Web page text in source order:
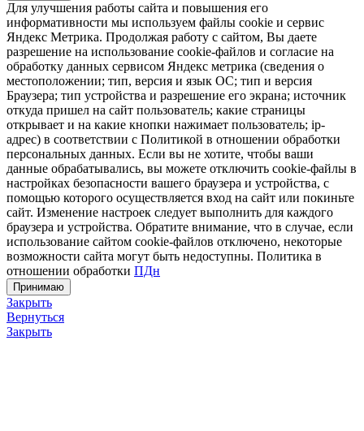
Для улучшения работы сайта и повышения его
информативности мы используем файлы cookie и сервис
Яндекс Метрика. Продолжая работу с сайтом, Вы даете
разрешение на использование cookie-файлов и согласие на
обработку данных сервисом Яндекс метрика (сведения о
местоположении; тип, версия и язык ОС; тип и версия
Браузера; тип устройства и разрешение его экрана; источник
откуда пришел на сайт пользователь; какие страницы
открывает и на какие кнопки нажимает пользователь; ip-
адрес) в соответствии с Политикой в отношении обработки
персональных данных. Если вы не хотите, чтобы ваши
данные обрабатывались, вы можете отключить cookie-файлы в
настройках безопасности вашего браузера и устройства, с
помощью которого осуществляется вход на сайт или покиньте
сайт. Изменение настроек следует выполнить для каждого
браузера и устройства. Обратите внимание, что в случае, если
использование сайтом cookie-файлов отключено, некоторые
возможности сайта могут быть недоступны. Политика в
отношении обработки ПДн
Принимаю
Закрыть
Вернуться
Закрыть